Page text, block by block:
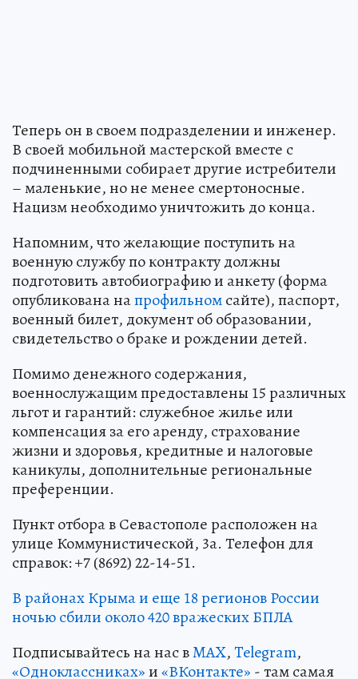
Теперь он в своем подразделении и инженер.
В своей мобильной мастерской вместе с
подчиненными собирает другие истребители
– маленькие, но не менее смертоносные.
Нацизм необходимо уничтожить до конца.
Напомним, что желающие поступить на
военную службу по контракту должны
подготовить автобиографию и анкету (форма
опубликована напрофильномсайте), паспорт,
военный билет, документ об образовании,
свидетельство о браке и рождении детей.
Помимо денежного содержания,
военнослужащим предоставлены 15 различных
льгот и гарантий: служебное жилье или
компенсация за его аренду, страхование
жизни и здоровья, кредитные и налоговые
каникулы, дополнительные региональные
преференции.
Пункт отбора в Севастополе расположен на
улице Коммунистической, 3а. Телефон для
справок: +7 (8692) 22-14-51.
В районах Крыма и еще 18 регионов России
ночью сбили около 420 вражеских БПЛА
Подписывайтесь на нас вMAX,Telegram,
«Одноклассниках»и«ВКонтакте» - там самая